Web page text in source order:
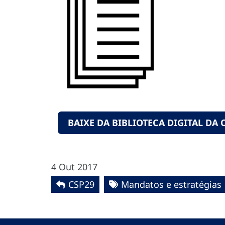
BAIXE DA BIBLIOTECA DIGITAL DA
4 Out 2017
CSP29
Mandatos e estratégias